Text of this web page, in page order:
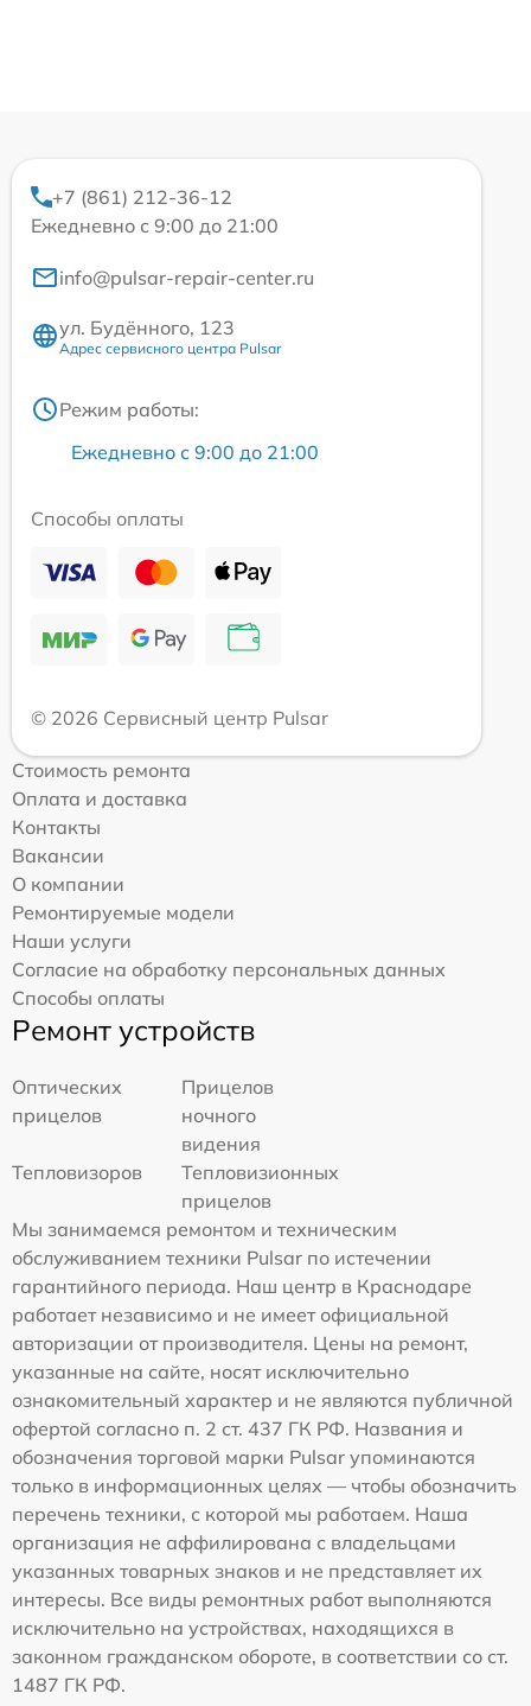
+7 (861) 212-36-12
Ежедневно с 9:00 до 21:00
info@pulsar-repair-center.ru
ул. Будённого, 123
Адрес сервисного центра Pulsar
Режим работы:
Ежедневно с 9:00 до 21:00
Способы оплаты
© 2026 Сервисный центр Pulsar
Стоимость ремонта
Оплата и доставка
Контакты
Вакансии
О компании
Ремонтируемые модели
Наши услуги
Согласие на обработку персональных данных
Способы оплаты
Ремонт устройств
Оптических
прицелов
Прицелов
ночного
видения
Тепловизоров
Тепловизионных
прицелов
Мы занимаемся ремонтом и техническим
обслуживанием техники Pulsar по истечении
гарантийного периода. Наш центр в Краснодаре
работает независимо и не имеет официальной
авторизации от производителя. Цены на ремонт,
указанные на сайте, носят исключительно
ознакомительный характер и не являются публичной
офертой согласно п. 2 ст. 437 ГК РФ. Названия и
обозначения торговой марки Pulsar упоминаются
только в информационных целях — чтобы обозначить
перечень техники, с которой мы работаем. Наша
организация не аффилирована с владельцами
указанных товарных знаков и не представляет их
интересы. Все виды ремонтных работ выполняются
исключительно на устройствах, находящихся в
законном гражданском обороте, в соответствии со ст.
1487 ГК РФ.